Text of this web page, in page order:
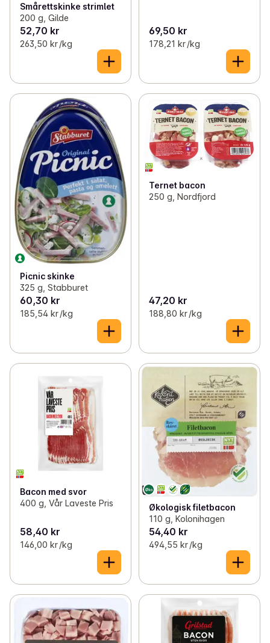
Smårettskinke strimlet
200 g, Gilde
52,70 kr
263,50 kr /kg
69,50 kr
178,21 kr /kg
Picnic skinke
325 g, Stabburet
60,30 kr
185,54 kr /kg
Ternet bacon
250 g, Nordfjord
47,20 kr
188,80 kr /kg
Bacon med svor
400 g, Vår Laveste Pris
58,40 kr
146,00 kr /kg
Økologisk filetbacon
110 g, Kolonihagen
54,40 kr
494,55 kr /kg